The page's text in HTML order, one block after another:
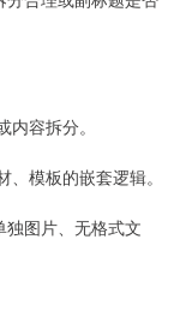
容拆分。
模板的嵌套逻辑。
独图片、无格式文